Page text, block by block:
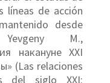
líneas de acción
desde
M.,
накануне XXI
(Las relaciones
del siglo XXI: